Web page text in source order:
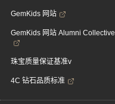
GemKids 网站
GemKids 网站 Alumni Collective
珠宝质量保证基准v
4C 钻石品质标准